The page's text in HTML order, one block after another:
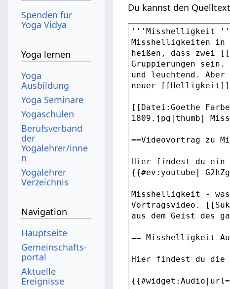
Du kannst den
Spenden für
Yoga Vidya
Yoga lernen
Yoga
Ausbildung
Yoga Seminare
Yogaschulen
Berufsverband
der
Yogalehrer/inne
n
Yogalehrer
Verzeichnis
Navigation
Hauptseite
Gemeinschafts­
portal
Aktuelle
Ereignisse